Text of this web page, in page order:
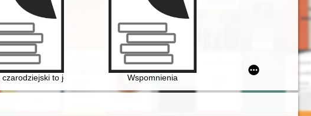
czarodziejski to jest Zbiór przesądów o roślinach
Wspomnienia